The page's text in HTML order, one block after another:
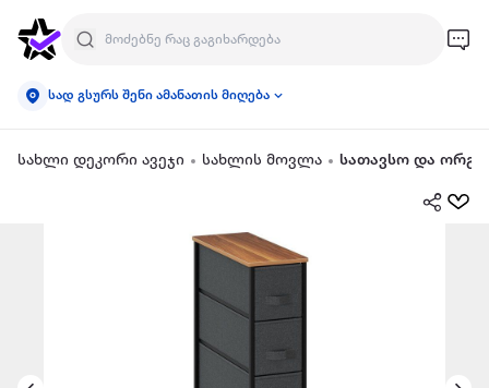
სად გსურს შენი ამანათის მიღება
სახლი დეკორი ავეჯი სახლის მოვლა სათავსო და